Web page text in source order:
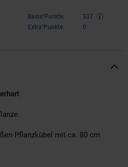
Basis°Punkte:
337
Extra°Punkte:
0
Pflanzkübel mit ca. 80 cm